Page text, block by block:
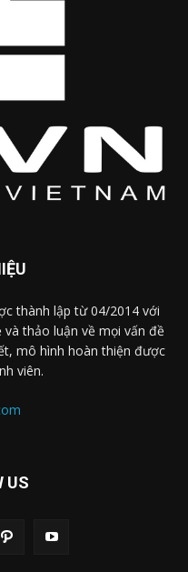
thành lập từ 04/2014 với
thảo luận về mọi vấn đề
mô hình hoàn thiện được
viên.
US